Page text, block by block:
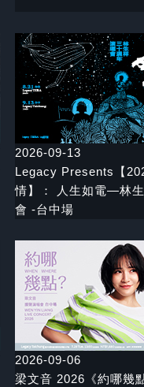
2026-09-13
Legacy Presents【
情】： 人生如電—林
會 -台中場
2026-09-06
梁文音 2026《約哪幾